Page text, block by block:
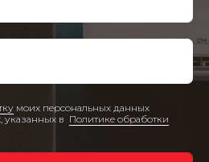
моих персональных данных
указанных в Политике обработки